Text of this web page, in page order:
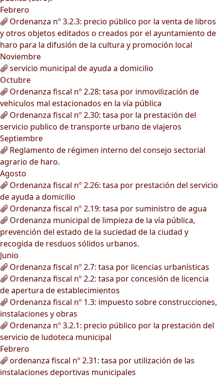
Febrero
Ordenanza nº 3.2.3: precio público por la venta de libros
y otros objetos editados o creados por el ayuntamiento de
haro para la difusión de la cultura y promoción local
Noviembre
servicio municipal de ayuda a domicilio
Octubre
Ordenanza fiscal nº 2.28: tasa por inmovilización de
vehiculos mal estacionados en la vía pública
Ordenanza fiscal nº 2.30: tasa por la prestación del
servicio publico de transporte urbano de viajeros
Septiembre
Reglamento de régimen interno del consejo sectorial
agrario de haro.
Agosto
Ordenanza fiscal nº 2.26: tasa por prestación del servicio
de ayuda a domicilio
Ordenanza fiscal nº 2.19: tasa por suministro de agua
Ordenanza municipal de limpieza de la vía pública,
prevención del estado de la suciedad de la ciudad y
recogida de resduos sólidos urbanos.
Junio
Ordenanza fiscal nº 2.7: tasa por licencias urbanísticas
Ordenanza fiscal nº 2.2: tasa por concesión de licencia
de apertura de establecimientos
Ordenanza fiscal nº 1.3: impuesto sobre construcciones,
instalaciones y obras
Ordenanza nº 3.2.1: precio público por la prestación del
servicio de ludoteca municipal
Febrero
ordenanza fiscal nº 2.31: tasa por utilización de las
instalaciones deportivas municipales